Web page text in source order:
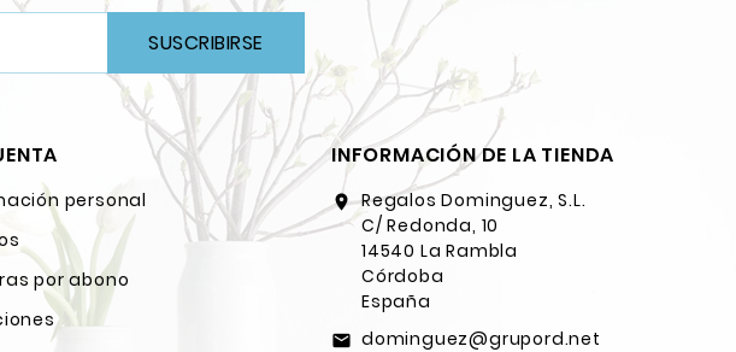
SUSCRIBIRSE
personal
por abono
INFORMACIÓN DE LA TIENDA
location_on Regalos Dominguez, S.L.
C/ Redonda, 10
14540 La Rambla
Córdoba
España
email dominguez@grupord.net